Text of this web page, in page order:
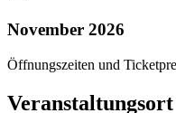
November 2026
Öffnungszeiten und